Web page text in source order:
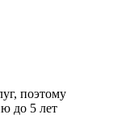
поэтому
до 5 лет